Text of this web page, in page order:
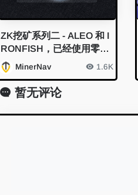
ZK挖矿系列二 - ALEO 和 I
RONFISH，已经使用零知
识证明的项目盘点
MinerNav 1.6K
暂无评论